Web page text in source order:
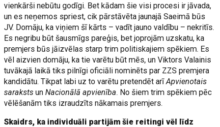
vienkārši nebūtu godīgi. Bet kādam šie visi procesi ir jāvada,
un es neņemos spriest, cik pārstāvēta jaunajā Saeimā būs
JV. Domāju, ka viņiem šī kārts – vadīt jauno valdību – nekritīs.
Es negribu būt šausmīgs pareģis, bet joprojām uzskatu, ka
premjers būs jāizvēlas starp trim politiskajiem spēkiem. Es
vēl aizvien domāju, ka tie varētu būt mēs, un Viktors Valainis
tuvākajā laikā tiks pilnīgi oficiāli nominēts par ZZS premjera
kandidātu. Tikpat labi uz to varētu pretendēt arīApvienotais
saraksts unNacionālā apvienība. No šiem trim spēkiem pēc
vēlēšanām tiks izraudzīts nākamais premjers.
Skaidrs, ka individuāli partijām šie reitingi vēl līdz